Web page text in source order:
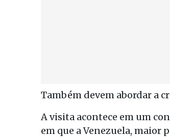
Também devem abordar a
A visita acontece em um
em que a Venezuela, maior